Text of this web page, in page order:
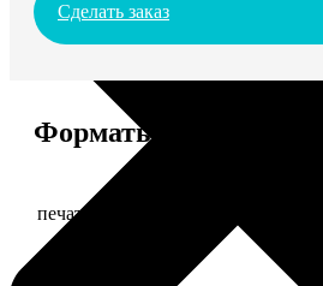
Сделать заказ
Форматы и цены
печать фото на холсте 50х70 на